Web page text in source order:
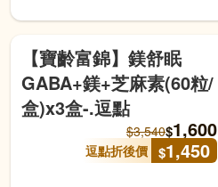
【寶齡富錦】鎂舒眠
GABA+鎂+芝麻素(60粒/
盒)x3盒-.逗點
$3,540$1,600
逗點折後價 $1,450